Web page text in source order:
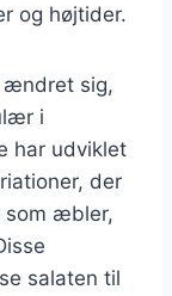
og højtider.
ændret sig,
i
har udviklet
der
som æbler,
salaten til